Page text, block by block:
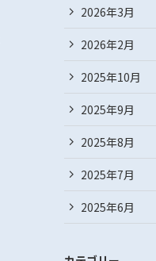
2026年3月
2026年2月
2025年10月
2025年9月
2025年8月
2025年7月
2025年6月